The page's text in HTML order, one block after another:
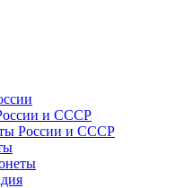
и СССР
России и СССР